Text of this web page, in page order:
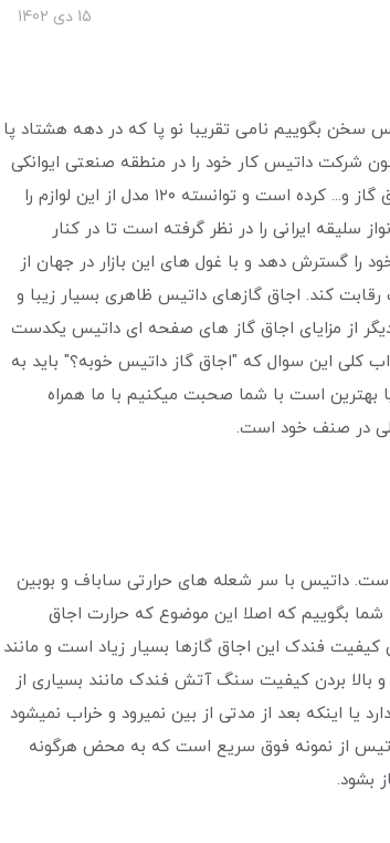
15 دی 1402
سخن بگوییم نامی تقریبا نو پا که در دهه هشتاد پا
تولید لوازم آشپزخانه گذاشته است از سال ۱۳۸۷ تاکنون شرکت داتیس کار خود را در منطقه صنعتی ایوانکی
آغاز و شروع به تولید محصولاتی همچون هود ، فر تو کار ، اجاق گاز و... کرده است و توانسته ۱۲۰ مدل از این لوازم را
ایرانی را در نظر گرفته است تا در کنار
را گسترش دهد و با غول های این بازار در جهان از
کند. اجاق گازهای داتیس ظاهری بسیار زیبا و
از مزایای اجاق گاز های صفحه ای داتیس یکدست
کلی این سوال که "اجاق گاز داتیس خوبه؟" باید به
بهترین است با شما صحبت میکنیم با ما همراه
ملی در صنف خود است.
داتیس با سر شعله های حرارتی ساباف و بوبین
شما بگوییم که اصلا این موضوع که حرارت اجاق
فندک این اجاق گازها بسیار زیاد است و مانند
بالا بردن کیفیت سنگ آتش فندک مانند بسیاری از
یا اینکه بعد از مدتی از بین نمیرود و خراب نمیشود
از نمونه فوق سریع است که به محض هرگونه
بشود.